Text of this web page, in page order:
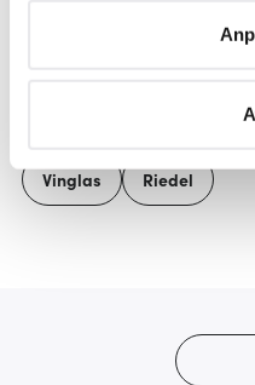
Ta reda på mer om hur
Du kan ändra eller dra
Vi använder cookies för
Vinglas Riedel